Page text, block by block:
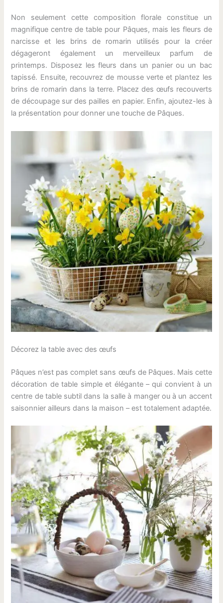
Non seulement cette composition florale constitue un
magnifique centre de table pour Pâques, mais les fleurs de
narcisse et les brins de romarin utilisés pour la créer
dégageront également un merveilleux parfum de
printemps. Disposez les fleurs dans un panier ou un bac
tapissé. Ensuite, recouvrez de mousse verte et plantez les
brins de romarin dans la terre. Placez des œufs recouverts
de découpage sur des pailles en papier. Enfin, ajoutez-les à
la présentation pour donner une touche de Pâques.
Décorez la table avec des œufs
Pâques n’est pas complet sans œufs de Pâques. Mais cette
décoration de table simple et élégante – qui convient à un
centre de table subtil dans la salle à manger ou à un accent
saisonnier ailleurs dans la maison – est totalement adaptée.